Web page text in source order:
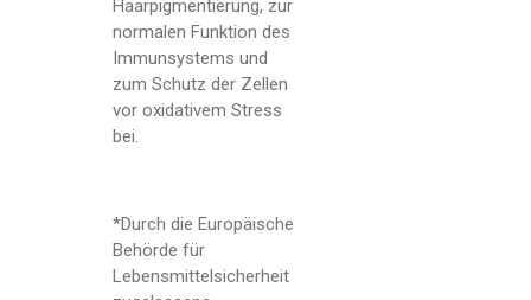
Haarpigmentierung, zur
normalen Funktion des
Immunsystems und
zum Schutz der Zellen
vor oxidativem Stress
bei.
*Durch die Europäische
Behörde für
Lebensmittelsicherheit